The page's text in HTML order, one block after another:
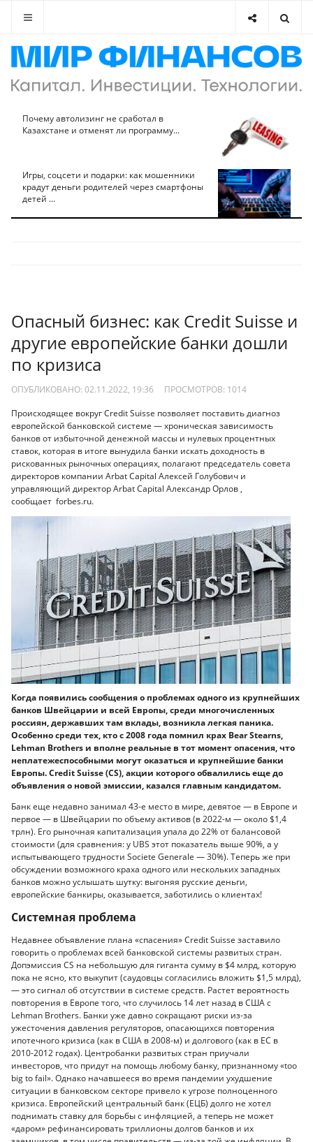
Почему автолизинг не сработал в
Казахстане и отменят ли программу...
Игры, соцсети и подарки: как мошенники
крадут деньги родителей через смартфоны
детей ...
Опасный бизнес: как Credit Suisse и
другие европейские банки дошли
по кризиса
ОПУБЛИКОВАНО: 02.11.2022, 19:36 ПРОСМОТРОВ: 1014
Происходящее вокруг Credit Suisse позволяет поставить диагноз
европейской банковской системе — хроническая зависимость
банков от избыточной денежной массы и нулевых процентных
ставок, которая в итоге вынудила банки искать доходность в
рискованных рыночных операциях, полагают председатель совета
директоров компании Arbat Capital Алексей Голубович и
управляющий директор Arbat Capital Александр Орлов ,
сообщает forbes.ru.
Когда появились сообщения о проблемах одного из крупнейших
банков Швейцарии и всей Европы, среди многочисленных
россиян, державших там вклады, возникла легкая паника.
Особенно среди тех, кто с 2008 года помнил крах Bear Stearns,
Lehman Brothers и вполне реальные в тот момент опасения, что
неплатежеспособными могут оказаться и крупнейшие банки
Европы. Credit Suisse (CS), акции которого обвалились еще до
объявления о новой эмиссии, казался главным кандидатом.
Банк еще недавно занимал 43-е место в мире, девятое — в Европе и
первое — в Швейцарии по объему активов (в 2022-м — около $1,4
трлн). Его рыночная капитализация упала до 22% от балансовой
стоимости (для сравнения: у UBS этот показатель выше 90%, а у
испытывающего трудности Societe Generale — 30%). Теперь же при
обсуждении возможного краха одного или нескольких западных
банков можно услышать шутку: выгоняя русские деньги,
европейские банкиры, оказывается, заботились о клиентах!
Системная проблема
Недавнее объявление плана «спасения» Credit Suisse заставило
говорить о проблемах всей банковской системы развитых стран.
Допэмиссия CS на небольшую для гиганта сумму в $4 млрд, которую
пока не ясно, кто выкупит (саудовцы согласились вложить $1,5 млрд),
— это сигнал об отсутствии в системе средств. Растет вероятность
повторения в Европе того, что случилось 14 лет назад в США с
Lehman Brothers. Банки уже давно сокращают риски из-за
ужесточения давления регуляторов, опасающихся повторения
ипотечного кризиса (как в США в 2008-м) и долгового (как в ЕС в
2010-2012 годах). Центробанки развитых стран приучали
инвесторов, что придут на помощь любому банку, признанному «too
big to fail». Однако начавшееся во время пандемии ухудшение
ситуации в банковском секторе привело к угрозе полноценного
кризиса. Европейский центральный банк (ЕЦБ) долго не хотел
поднимать ставку для борьбы с инфляцией, а теперь не может
«даром» рефинансировать триллионы долгов банков и их